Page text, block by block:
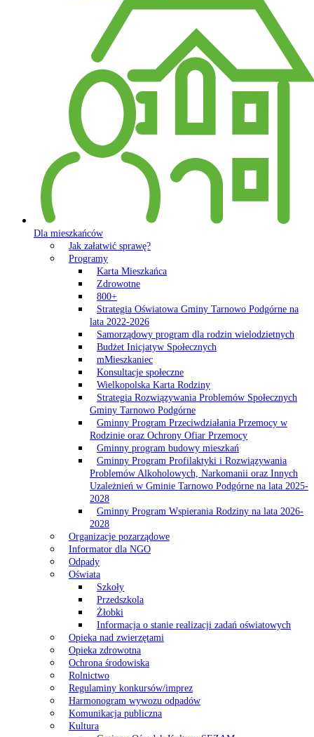
Dla mieszkańców
Jak załatwić sprawę?
Programy
Karta Mieszkańca
Zdrowotne
800+
Strategia Oświatowa Gminy Tarnowo Podgórne na
lata 2022-2026
Samorządowy program dla rodzin wielodzietnych
Budżet Inicjatyw Społecznych
mMieszkaniec
Konsultacje społeczne
Wielkopolska Karta Rodziny
Strategia Rozwiązywania Problemów Społecznych
Gminy Tarnowo Podgórne
Gminny Program Przeciwdziałania Przemocy w
Rodzinie oraz Ochrony Ofiar Przemocy
Gminny program budowy mieszkań
Gminny Program Profilaktyki i Rozwiązywania
Problemów Alkoholowych, Narkomanii oraz Innych
Uzależnień w Gminie Tarnowo Podgórne na lata 2025-
2028
Gminny Program Wspierania Rodziny na lata 2026-
2028
Organizacje pozarządowe
Informator dla NGO
Odpady
Oświata
Szkoły
Przedszkola
Żłobki
Informacja o stanie realizacji zadań oświatowych
Opieka nad zwierzętami
Opieka zdrowotna
Ochrona środowiska
Rolnictwo
Regulaminy konkursów/imprez
Harmonogram wywozu odpadów
Komunikacja publiczna
Kultura